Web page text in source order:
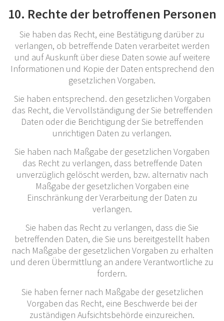
10. Rechte der betroffenen Personen
Sie haben das Recht, eine Bestätigung darüber zu
verlangen, ob betreffende Daten verarbeitet werden
und auf Auskunft über diese Daten sowie auf weitere
Informationen und Kopie der Daten entsprechend den
gesetzlichen Vorgaben.
Sie haben entsprechend. den gesetzlichen Vorgaben
das Recht, die Vervollständigung der Sie betreffenden
Daten oder die Berichtigung der Sie betreffenden
unrichtigen Daten zu verlangen.
Sie haben nach Maßgabe der gesetzlichen Vorgaben
das Recht zu verlangen, dass betreffende Daten
unverzüglich gelöscht werden, bzw. alternativ nach
Maßgabe der gesetzlichen Vorgaben eine
Einschränkung der Verarbeitung der Daten zu
verlangen.
Sie haben das Recht zu verlangen, dass die Sie
betreffenden Daten, die Sie uns bereitgestellt haben
nach Maßgabe der gesetzlichen Vorgaben zu erhalten
und deren Übermittlung an andere Verantwortliche zu
fordern.
Sie haben ferner nach Maßgabe der gesetzlichen
Vorgaben das Recht, eine Beschwerde bei der
zuständigen Aufsichtsbehörde einzureichen.